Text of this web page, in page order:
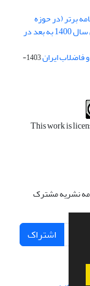
برتر (در حوزه
علوم و مهندسی آب و فاضلاب) ویژه دانش آموختگان سال 1400 به بعد در
فاضلاب ایران
1403-
This work is
نشریه مشترک
اشتراک